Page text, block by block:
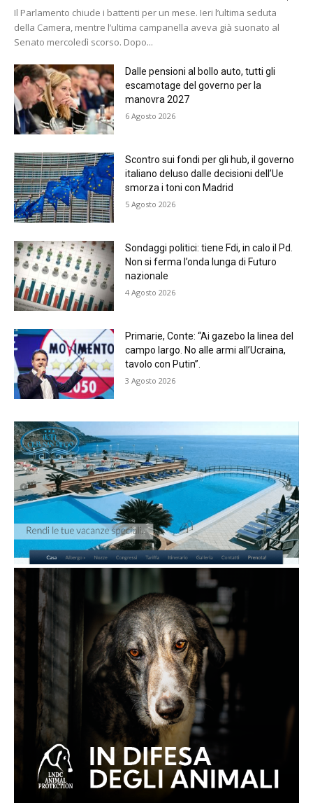
Il Parlamento chiude i battenti per un mese. Ieri l’ultima seduta
della Camera, mentre l’ultima campanella aveva già suonato al
Senato mercoledì scorso. Dopo...
Dalle pensioni al bollo auto, tutti gli
escamotage del governo per la
manovra 2027
6 Agosto 2026
Scontro sui fondi per gli hub, il governo
italiano deluso dalle decisioni dell’Ue
smorza i toni con Madrid
5 Agosto 2026
Sondaggi politici: tiene Fdi, in calo il Pd.
Non si ferma l’onda lunga di Futuro
nazionale
4 Agosto 2026
Primarie, Conte: “Ai gazebo la linea del
campo largo. No alle armi all’Ucraina,
tavolo con Putin”.
3 Agosto 2026